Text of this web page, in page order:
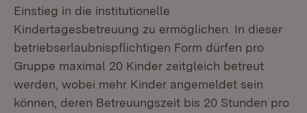
Einstieg in die institutionelle
Kindertagesbetreuung zu ermöglichen. In dieser
betriebserlaubnispflichtigen Form dürfen pro
Gruppe maximal 20 Kinder zeitgleich betreut
werden, wobei mehr Kinder angemeldet sein
können, deren Betreuungszeit bis 20 Stunden pro